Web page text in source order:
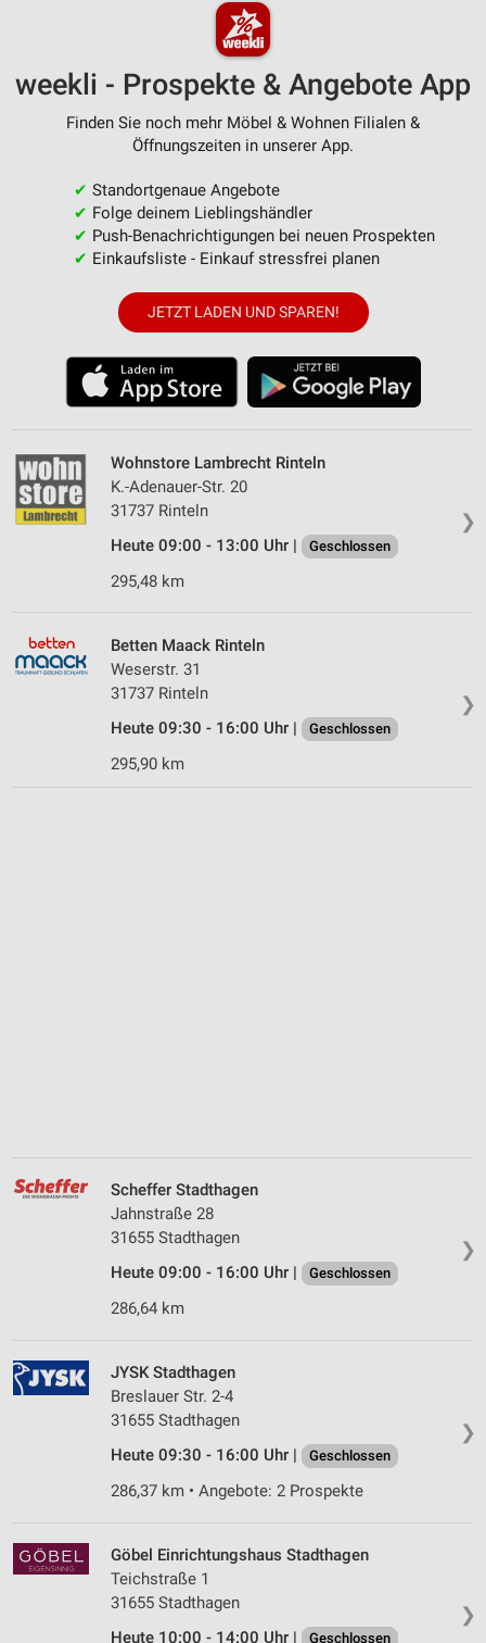
weekli - Prospekte & Angebote App
Finden Sie noch mehr Möbel & Wohnen Filialen &
Öffnungszeiten in unserer App.
✔ Standortgenaue Angebote
✔ Folge deinem Lieblingshändler
✔ Push-Benachrichtigungen bei neuen Prospekten
✔ Einkaufsliste - Einkauf stressfrei planen
JETZT LADEN UND SPAREN!
❯
Wohnstore Lambrecht Rinteln
K.-Adenauer-Str. 20
31737 Rinteln
Heute 09:00 - 13:00 Uhr |
Geschlossen
295,48 km
❯
Betten Maack Rinteln
Weserstr. 31
31737 Rinteln
Heute 09:30 - 16:00 Uhr |
Geschlossen
295,90 km
❯
Scheffer Stadthagen
Jahnstraße 28
31655 Stadthagen
Heute 09:00 - 16:00 Uhr |
Geschlossen
286,64 km
❯
JYSK Stadthagen
Breslauer Str. 2-4
31655 Stadthagen
Heute 09:30 - 16:00 Uhr |
Geschlossen
286,37 km • Angebote: 2 Prospekte
❯
Göbel Einrichtungshaus Stadthagen
Teichstraße 1
31655 Stadthagen
Heute 10:00 - 14:00 Uhr |
Geschlossen